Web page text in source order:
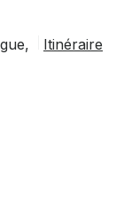
Itinéraire